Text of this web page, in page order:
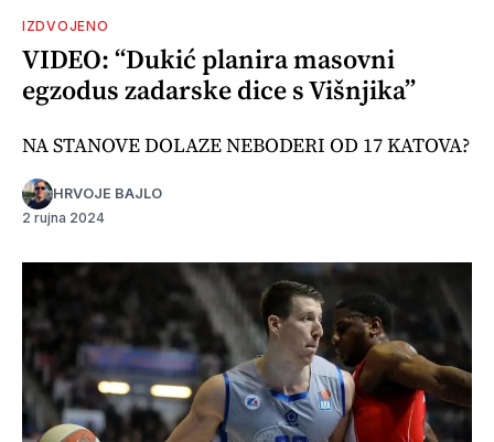
IZDVOJENO
VIDEO: “Dukić planira masovni
egzodus zadarske dice s Višnjika”
NA STANOVE DOLAZE NEBODERI OD 17 KATOVA?
HRVOJE BAJLO
2 rujna 2024